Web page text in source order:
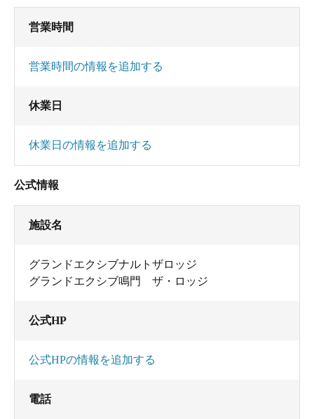
営業時間
営業時間の情報を追加する
休業日
休業日の情報を追加する
公式情報
施設名
グランドエクシブナルトザロッジ
グランドエクシブ鳴門 ザ・ロッジ
公式HP
公式HPの情報を追加する
電話